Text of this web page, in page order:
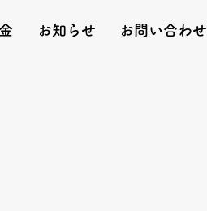
お知らせ お問い合わせ